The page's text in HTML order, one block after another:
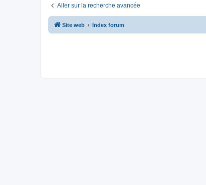
Aller sur la recherche avancée
Site web Index forum